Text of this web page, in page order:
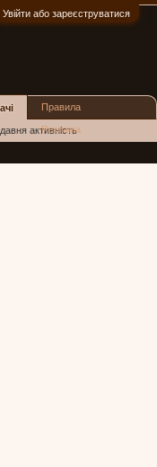
Увійти або зареєструватися
активність
Правила
Реклама